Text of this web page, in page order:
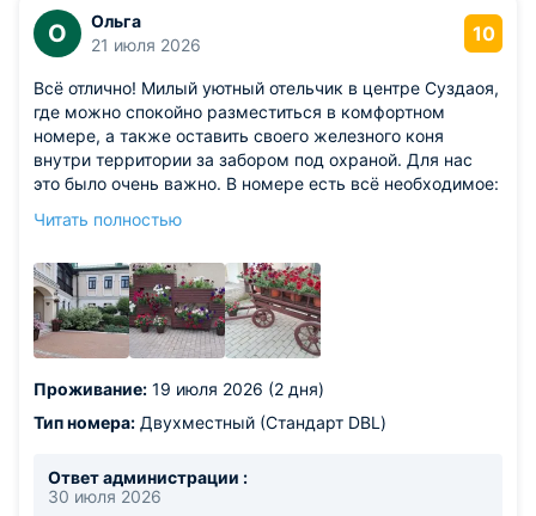
О
Ольга
21 июля 2026
10
Всё отлично! Милый уютный отельчик в центре Суздаоя,
где можно спокойно разместиться в комфортном
номере, а также оставить своего железного коня
внутри территории за забором под охраной. Для нас
это было очень важно. В номере есть всё необходимое:
щетки, шампунь и пр. Кондиционер. Уборка номера
турпоездке, приходили только принять душ и
переночевать. Окна номера вызодили в тихий двор.
Персонал вежливый. Дворовая территория вся в
цветах и красоте. Освободив номер в 12 ч, еще сходили
Очень понравился отель. Спасибо!
Из недостатков: хотелось бы, конечно, подешевле
Читать полностью
Проживание: 19 июля 2026 (2 дня)
Тип номера: Двухместный (Стандарт DBL)
Ответ администрации :
30 июля 2026